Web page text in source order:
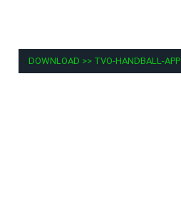
DOWNLOAD >> TVO-HANDBALL-APP